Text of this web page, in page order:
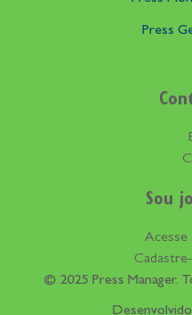
Press
Sou
Acesse
© 2025 Press Manager.